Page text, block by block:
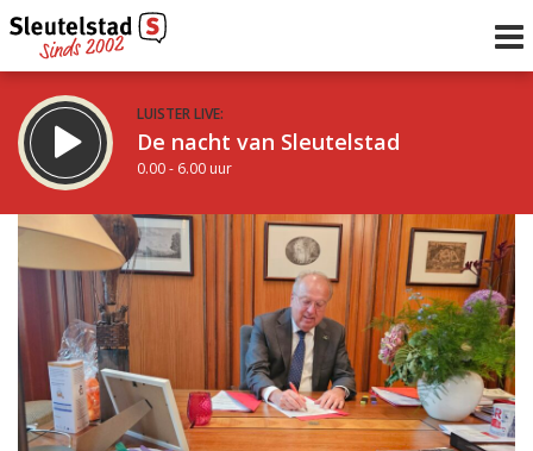
LUISTER LIVE:
De nacht van Sleutelstad
0.00 - 6.00 uur
STRAKS:
De ochtend van Sleutelstad
6.00 - 12.00 uur
Vorig uur
uur 1 van 0 Volgend uur
Inklappen